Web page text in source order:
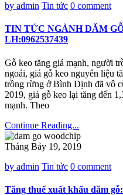
by admin Tin tức 0 comment
TIN TỨC NGÀNH DĂM
LH:0962537439
Gỗ keo tăng giá mạnh, người
ngoái, giá gỗ keo nguyên liệu
trồng rừng ở Bình Định đã vô
2019, giá gỗ keo lại tăng đến
mạnh. Theo
Continue Reading...
Tháng Bảy 19, 2019
by admin Tin tức 0 comment
Tăng thuế xuất khẩu dăm